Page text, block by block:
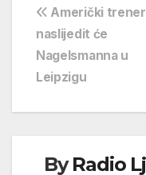
Navigacija
objava
Američki trener
naslijedit će
Nagelsmanna u
Leipzigu
ByRadio